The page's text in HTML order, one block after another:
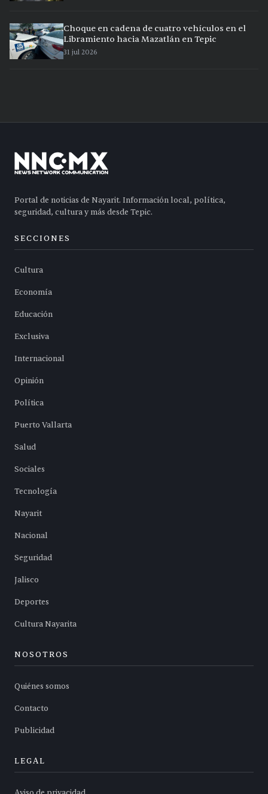
Choque en cadena de cuatro vehículos en el
Libramiento hacia Mazatlán en Tepic
31 jul 2026
Portal de noticias de Nayarit. Información local, política,
seguridad, cultura y más desde Tepic.
SECCIONES
Cultura
Economía
Educación
Exclusiva
Internacional
Opinión
Política
Puerto Vallarta
Salud
Sociales
Tecnología
Nayarit
Nacional
Seguridad
Jalisco
Deportes
Cultura Nayarita
NOSOTROS
Quiénes somos
Contacto
Publicidad
LEGAL